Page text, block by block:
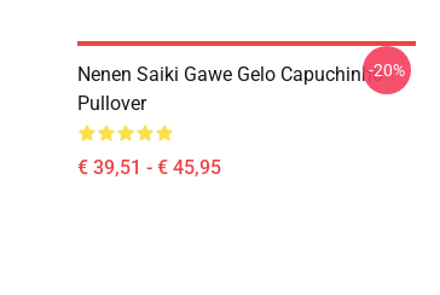
Nenen Saiki Gawe Gelo Capuchinho
Pullover
€ 39,51 - € 45,95
-20%